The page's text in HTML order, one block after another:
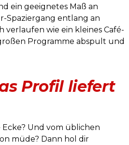
ein geeignetes Maß an
Spaziergang entlang an
verlaufen wie ein kleines Café-
Programme abspult und
Profil liefert
Ecke? Und vom üblichen
müde? Dann hol dir